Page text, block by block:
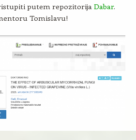
putem repozitorija Dabar.
Tomislavu!